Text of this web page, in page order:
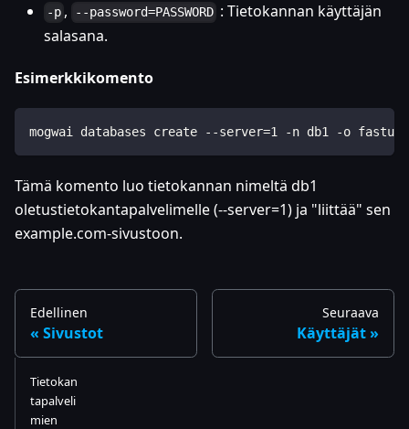
-p , --password=PASSWORD : Tietokannan käyttäjän
salasana.
Esimerkkikomento
mogwai databases create --server=1 -n db1 -o
Tämä komento luo tietokannan nimeltä db1
oletustietokantapalvelimelle (--server=1) ja "liittää" sen
example.com-sivustoon.
Edellinen
Sivustot
Seuraava
Käyttäjät
Tietokan
tapalveli
mien